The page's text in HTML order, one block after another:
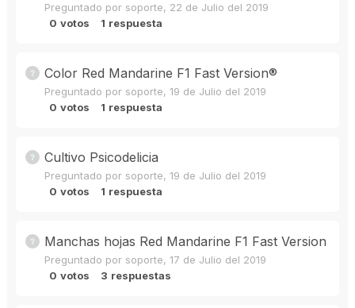
Preguntado por soporte, 22 de Julio del 2019
0 votos 1 respuesta
Color Red Mandarine F1 Fast Version®
Preguntado por soporte, 19 de Julio del 2019
0 votos 1 respuesta
Cultivo Psicodelicia
Preguntado por soporte, 19 de Julio del 2019
0 votos 1 respuesta
Manchas hojas Red Mandarine F1 Fast Version
Preguntado por soporte, 17 de Julio del 2019
0 votos 3 respuestas